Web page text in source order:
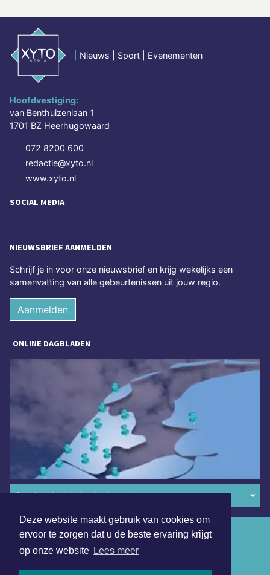
Deze website maakt gebruik van cookies om
ervoor te zorgen dat u de beste ervaring krijgt
op onze website Lees meer
Nieuws | Sport | Evenementen
Hoofdvestiging:
van Benthuizenlaan 1
1701 BZ Heerhugowaard
072 8200 600
redactie@xyto.nl
www.xyto.nl
SOCIAL MEDIA
NIEUWSBRIEF AANMELDEN
Schrijf je in voor onze nieuwsbrief en krijg wekelijks een
samenvatting van alle gebeurtenissen uit jouw regio.
Aanmelden
ONLINE DAGBLADEN
Overige dagbladen in de regio
Algemene voorwaarden
Disclaimer